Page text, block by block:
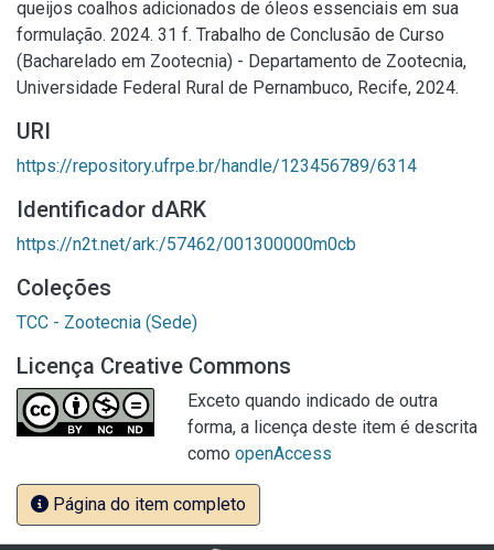
queijos coalhos adicionados de óleos essenciais em sua
formulação. 2024. 31 f. Trabalho de Conclusão de Curso
(Bacharelado em Zootecnia) - Departamento de Zootecnia,
Universidade Federal Rural de Pernambuco, Recife, 2024.
URI
https://repository.ufrpe.br/handle/123456789/6314
Identificador dARK
https://n2t.net/ark:/57462/001300000m0cb
Coleções
TCC - Zootecnia (Sede)
Licença Creative Commons
Exceto quando indicado de outra
forma, a licença deste item é descrita
como openAccess
Página do item completo